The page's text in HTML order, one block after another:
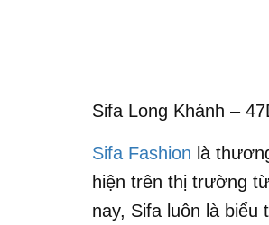
Sifa Long Khánh –
Sifa Fashion là
hiện trên thị trường
nay, Sifa luôn là